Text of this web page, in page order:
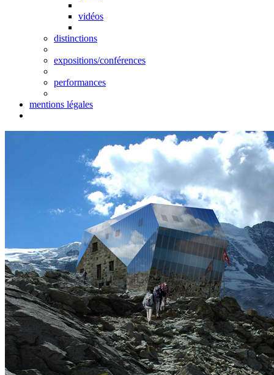
vidéos
distinctions
expositions/conférences
performances
mentions légales